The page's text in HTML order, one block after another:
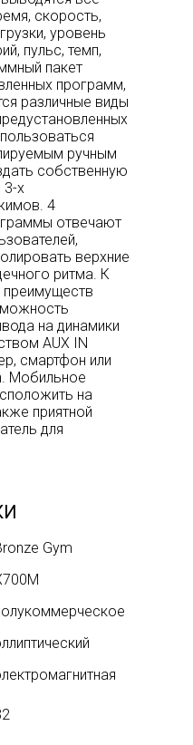
скорость,
уровень
пульс, темп,
пакет
программ,
различные виды
ручным
собственную
х
4
отвечают
верхние
ритма. К
преимуществ
на динамики
AUX IN
смартфон или
Мобильное
на
приятной
для
Gym